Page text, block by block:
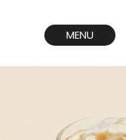
MENU